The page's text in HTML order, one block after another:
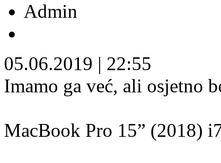
Admin
05.06.2019 | 22:55
Imamo ga već, ali osjetno
MacBook Pro 15” (2018)